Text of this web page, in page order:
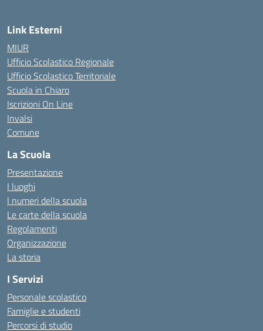
Link Esterni
MIUR
Ufficio Scolastico Regionale
Ufficio Scolastico Territoriale
Scuola in Chiaro
Iscrizioni On Line
Invalsi
Comune
La Scuola
Presentazione
I luoghi
I numeri della scuola
Le carte della scuola
Regolamenti
Organizzazione
La storia
I Servizi
Personale scolastico
Famiglie e studenti
Percorsi di studio